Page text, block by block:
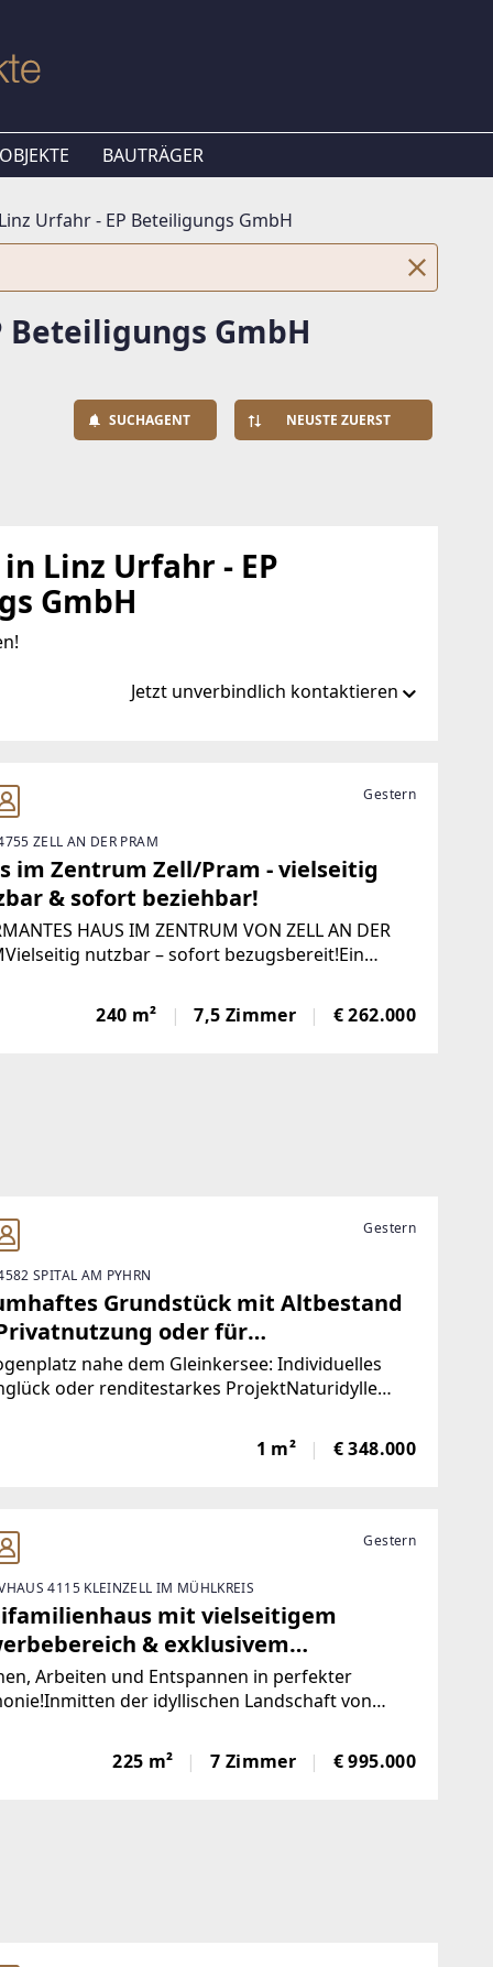
BAUTRÄGER
Linz Urfahr - EP Beteiligungs GmbH
Beteiligungs GmbH
SUCHAGENT NEUSTE ZUERST
in Linz Urfahr - EP
GmbH
Jetzt unverbindlich kontaktieren
de/ib/remax-joy-in-linz-urfahr Gestern
ZELL AN DER PRAM
im Zentrum Zell/Pram - vielseitig
& sofort beziehbar!
HAUS IM ZENTRUM VON ZELL AN DER
nutzbar – sofort bezugsbereit!Ein
für Menschen mit Platzbedarf, kreativen Ideen
einfach dem Wunsch nach einem besonderen
240 m² 7,5 Zimmer € 262.000
Gestern
SPITAL AM PYHRN
Grundstück mit Altbestand
oder für
- Konzept vorhanden
nahe dem Gleinkersee: Individuelles
oder renditestarkes ProjektNaturidylle
malerischen Gleinkersee bietet dieses einzigartige
1 m² € 348.000
Gestern
4115 KLEINZELL IM MÜHLKREIS
mit vielseitigem
& exklusivem
Arbeiten und Entspannen in perfekter
der idyllischen Landschaft von
als außergewöhnliches
mit vielfältigen Nutzungsmöglichkeiten und
225 m² 7 Zimmer € 995.000